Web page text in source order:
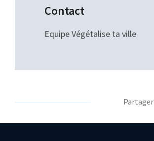
Contact
Equipe Végétalise ta ville
Partager